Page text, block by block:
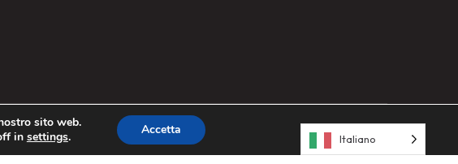
Copyright ©2024 Un Sole Per Tutti - Designed By Wespo
sito web.
in settings. Accetta
Italiano